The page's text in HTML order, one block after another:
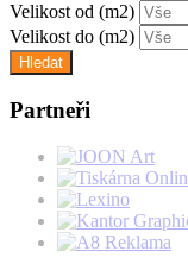
Velikost od (m2)
Velikost do (m2)
Partneři